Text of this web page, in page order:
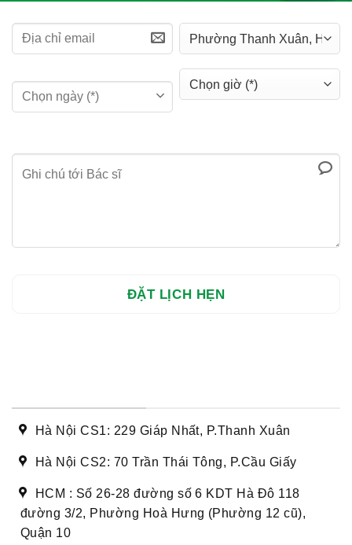
Hà Nội CS1: 229 Giáp Nhất, P.Thanh Xuân
Hà Nội CS2: 70 Trần Thái Tông, P.Cầu Giấy
HCM : Số 26-28 đường số 6 KDT Hà Đô 118
đường 3/2, Phường Hoà Hưng (Phường 12 cũ),
Quận 10